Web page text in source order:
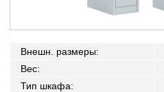
Внешн. размеры:
Вес:
Тип шкафа: